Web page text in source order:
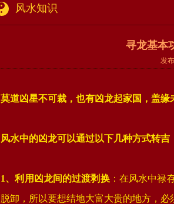
风水知识
寻龙基本
发
莫道凶星不可裁， 也有凶龙起家国， 盖缘
风水中的凶龙可以通过以下几种方式转吉
1、‌利用凶龙间的过渡剥换：在风水中禄
脱卸，所以要想结地大富大贵的地方，必